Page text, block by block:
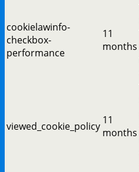
cookielawinfo-
checkbox-
performance
11
months
viewed_cookie_policy 11
months